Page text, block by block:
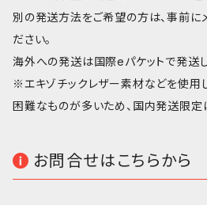
別の発送方法をご希望の方は、事前に
ださい。
海外への発送は国際eパケットで発送し
※エキゾチックレザー素材などを使用
困難なものが多いため、国内発送限定
お問合せはこちらから